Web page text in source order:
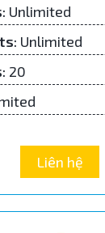
: Unlimited
: Unlimited
: 20
Liên hệ